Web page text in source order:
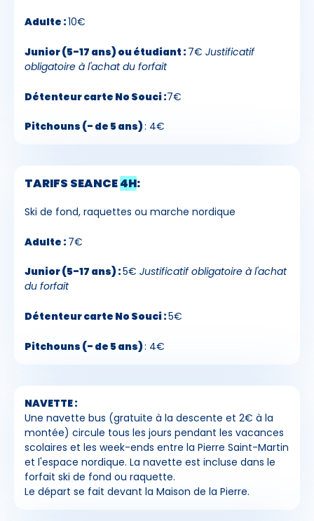
Adulte :10€
Junior (5-17 ans) ou étudiant :7€ Justificatif
obligatoire à l'achat du forfait
Détenteur carte No Souci :7€
Pitchouns (- de 5 ans): 4€
TARIFS SEANCE4H:
Ski de fond, raquettes ou marche nordique
Adulte :7€
Junior (5-17 ans) :5€ Justificatif obligatoire à l'achat
du forfait
Détenteur carte No Souci :5€
Pitchouns (- de 5 ans): 4€
NAVETTE :
Une navette bus (gratuite à la descente et 2€ à la
montée) circule tous les jours pendant les vacances
scolaires et les week-ends entre la Pierre Saint-Martin
et l'espace nordique. La navette est incluse dans le
forfait ski de fond ou raquette.
Le départ se fait devant la Maison de la Pierre.